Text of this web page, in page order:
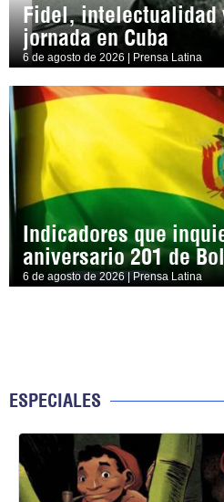
Fidel, intelectualidad
jornada en Cuba
6 de agosto de 2026 | Prensa Latina
Indicadores que
aniversario 201 de
6 de agosto de 2026 | Prensa Latina
ESPECIALES